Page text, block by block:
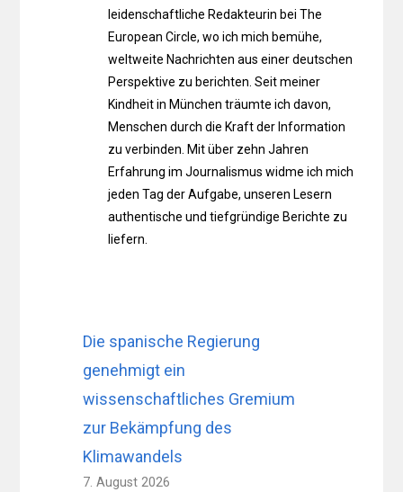
leidenschaftliche Redakteurin bei The
European Circle, wo ich mich bemühe,
weltweite Nachrichten aus einer deutschen
Perspektive zu berichten. Seit meiner
Kindheit in München träumte ich davon,
Menschen durch die Kraft der Information
zu verbinden. Mit über zehn Jahren
Erfahrung im Journalismus widme ich mich
jeden Tag der Aufgabe, unseren Lesern
authentische und tiefgründige Berichte zu
liefern.
Die spanische Regierung
genehmigt ein
wissenschaftliches Gremium
zur Bekämpfung des
Klimawandels
7. August 2026